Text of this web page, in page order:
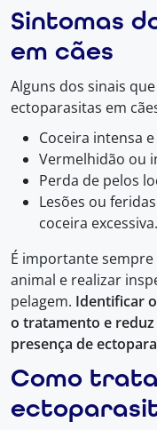
Sintomas
em cães
Alguns dos sinais
ectoparasitas em
Coceira intensa
Vermelhidão ou
Perda de pelos
Lesões ou
coceira excessiva.
É importante
animal e realizar
pelagem. Identificar
o tratamento e
presença de
Como